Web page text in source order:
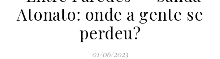
Atonato: onde a gente se
perdeu?
01/06/2023